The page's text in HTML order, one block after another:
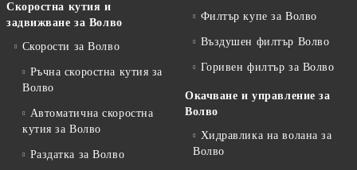
Скоростна кутия и
задвижване за Волво
Скорости за Волво
Ръчна скоростна кутия за
Волво
Автоматична скоростна
кутия за Волво
Раздатка за Волво
Филтър купе за Волво
Въздушен филтър Волво
Горивен филтър за Волво
Окачване и управление за
Волво
Хидравлика на волана за
Волво